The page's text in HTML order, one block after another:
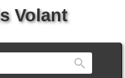
Volant